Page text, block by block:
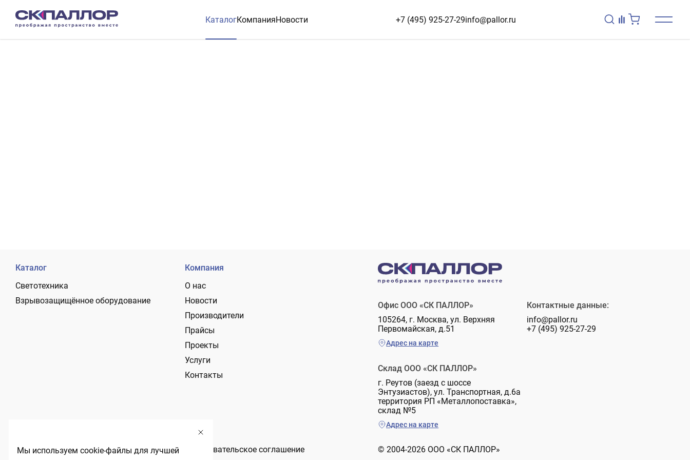
КаталогКомпанияНовости +7 (495) 925-27-29info@pallor.ru
Каталог
Светотехника
Взрывозащищённое оборудование
Политика обработки персональных данных
Компания
О нас
Новости
Производители
Прайсы
Проекты
Услуги
Контакты
Пользовательское соглашение
Офис ООО «СК ПАЛЛОР»
105264, г. Москва, ул. Верхняя
Первомайская, д.51
Адрес на карте
Склад ООО «СК ПАЛЛОР»
г. Реутов (заезд с шоссе
Энтузиастов), ул. Транспортная, д.6а
территория РП «Металлопоставка»,
склад №5
Адрес на карте
Контактные данные:
info@pallor.ru
+7 (495) 925-27-29
© 2004-2026 ООО «СК ПАЛЛОР»
Мы используем cookie-файлы для лучшей